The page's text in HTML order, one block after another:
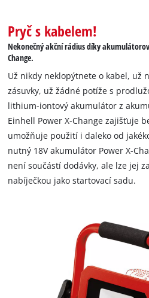
Pryč s kabelem!
Nekonečný akční rádius díky
Change.
Už nikdy neklopýtnete o kabel, už
zásuvky, už žádné potíže s
lithium-iontový akumulátor z
Einhell Power X-Change zajišťuje
umožňuje použití i daleko od
nutný 18V akumulátor Power X-
není součástí dodávky, ale lze jej
nabíječkou jako startovací sadu.